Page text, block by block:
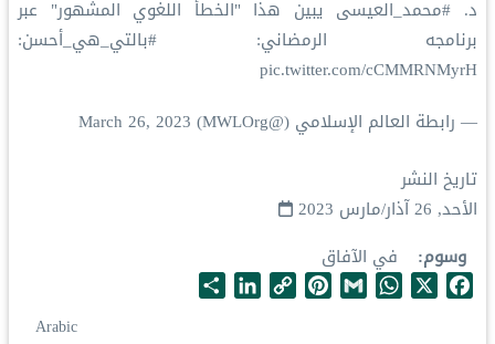
د. #محمد_العيسى يبين هذا "الخطأ اللغوي المشهور" عبر
برنامجه الرمضاني: #بالتي_هي_أحسن:
pic.twitter.com/cCMMRNMyrH
— رابطة العالم الإسلامي (@MWLOrg)
March 26, 2023
تاريخ النشر
الأحد, 26 آذار/مارس 2023
وسوم
في الآفاق
F
X
W
G
P
C
L
Arabic